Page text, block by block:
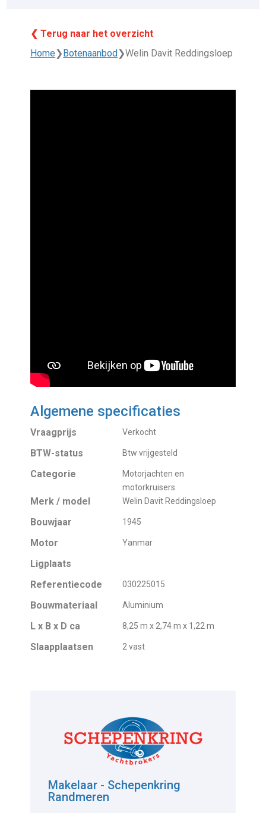
❮ Terug naar het overzicht
Home❯ Botenaanbod ❯Welin Davit Reddingsloep
Algemene specificaties
Vraagprijs Verkocht
BTW-status Btw vrijgesteld
Categorie
Motorjachten en
motorkruisers
Merk / model Welin Davit Reddingsloep
Bouwjaar 1945
Motor Yanmar
Ligplaats
Referentiecode
030225015
Bouwmateriaal Aluminium
L x B x D ca 8,25 m x 2,74 m x 1,22 m
Slaapplaatsen 2 vast
Makelaar - Schepenkring
Randmeren